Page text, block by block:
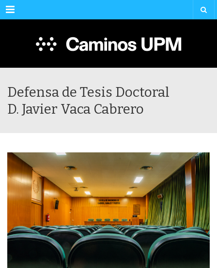
Menu
Defensa de Tesis Doctoral
D. Javier Vaca Cabrero